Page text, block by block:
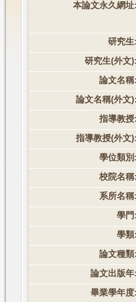
本論文永久網址:
研究生:
研究生(外文):
論文名稱:
論文名稱(外文):
指導教授:
指導教授(外文):
學位類別:
校院名稱:
系所名稱:
學門:
學類:
論文種類:
論文出版年:
畢業學年度: